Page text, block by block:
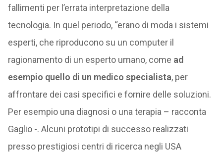
fallimenti per l’errata interpretazione della
tecnologia. In quel periodo, “erano di moda i sistemi
esperti, che riproducono su un computer il
ragionamento di un esperto umano, come ad
esempio quello di un medico specialista, per
affrontare dei casi specifici e fornire delle soluzioni.
Per esempio una diagnosi o una terapia – racconta
Gaglio -. Alcuni prototipi di successo realizzati
presso prestigiosi centri di ricerca negli USA